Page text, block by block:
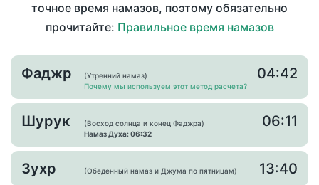
точное время намазов, поэтому обязательно
прочитайте: Правильное время намазов
Фаджр
(Утренний намаз)
Почему мы используем этот метод расчета?
04:42
Шурук
(Восход солнца и конец Фаджра)
Намаз Духа: 06:32
06:11
Зухр (Обеденный намаз и Джума по пятницам) 13:40